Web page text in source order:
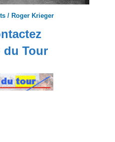
/ Roger Krieger
du Tour